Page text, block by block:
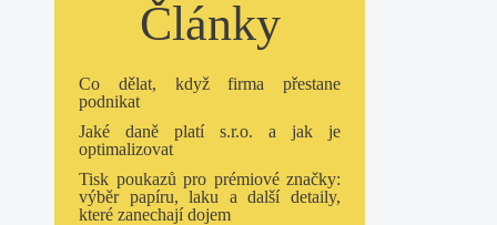
Články
Co dělat, když firma přestane
podnikat
Jaké daně platí s.r.o. a jak je
optimalizovat
Tisk poukazů pro prémiové značky:
výběr papíru, laku a další detaily,
které zanechají dojem